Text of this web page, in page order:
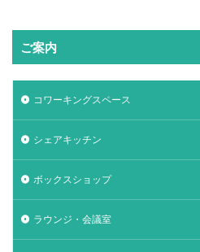
ご案内
コワーキングスペース
シェアキッチン
ボックスショップ
ラウンジ・会議室